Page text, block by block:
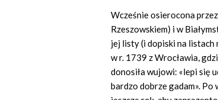
Wcześnie osierocona
Rzeszowskiem) i w
jej listy (i dopiski na listach
w r. 1739 z Wrocławia,
donosiła wujowi: «lepi się
bardzo dobrze gadam».